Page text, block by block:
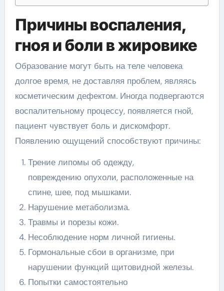
Причины воспаления,
гноя и боли в жировике
Образование могут быть на теле человека
долгое время, не доставляя проблем, являясь
косметическим дефектом. Иногда подвергаются
воспалительному процессу, появляется гной,
пациент чувствует боль и дискомфорт.
Появлению ощущений способствуют причины:
Трение липомы об одежду,
повреждению опухоли, расположенные на
спине, шее, под мышками.
Нарушение метаболизма.
Травмы и порезы кожи.
Несоблюдение норм личной гигиены.
Гормональные сбои в организме, при
нарушении функций щитовидной железы.
Попытки самостоятельно